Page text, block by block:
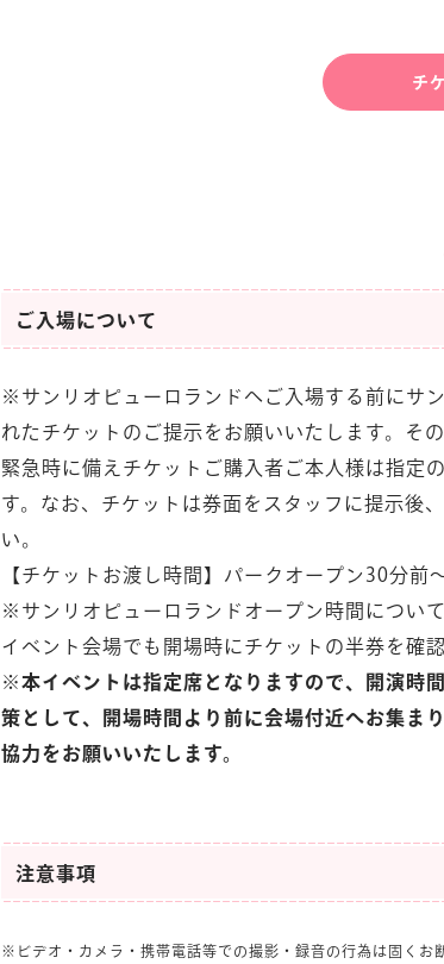
チ
ご入場について
※サンリオピューロランドへご入場する前にサ
れたチケットのご提示をお願いいたします。そ
緊急時に備えチケットご購入者ご本人様は指定
す。なお、チケットは券面をスタッフに提示後
い。
【チケットお渡し時間】パークオープン30分前
※サンリオピューロランドオープン時間につい
イベント会場でも開場時にチケットの半券を確
※本イベントは指定席となりますので、開演時
策として、開場時間より前に会場付近へお集ま
協力をお願いいたします。
注意事項
※ビデオ・カメラ・携帯電話等での撮影・録音の行為は固くお